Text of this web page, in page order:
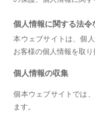
個人情報に関する法令
本ウェブサイトは、個
お客様の個人情報を取り
個人情報の収集
個本ウェブサイトでは
ます。